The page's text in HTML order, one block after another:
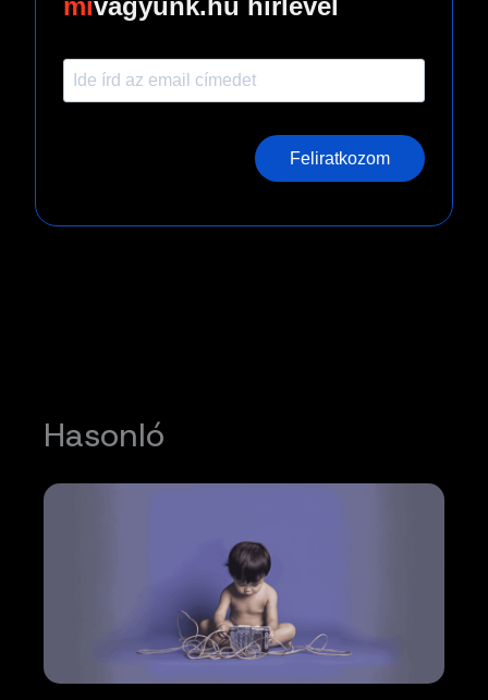
vagyunk.hu hírlevél
Feliratkozom
Hasonló